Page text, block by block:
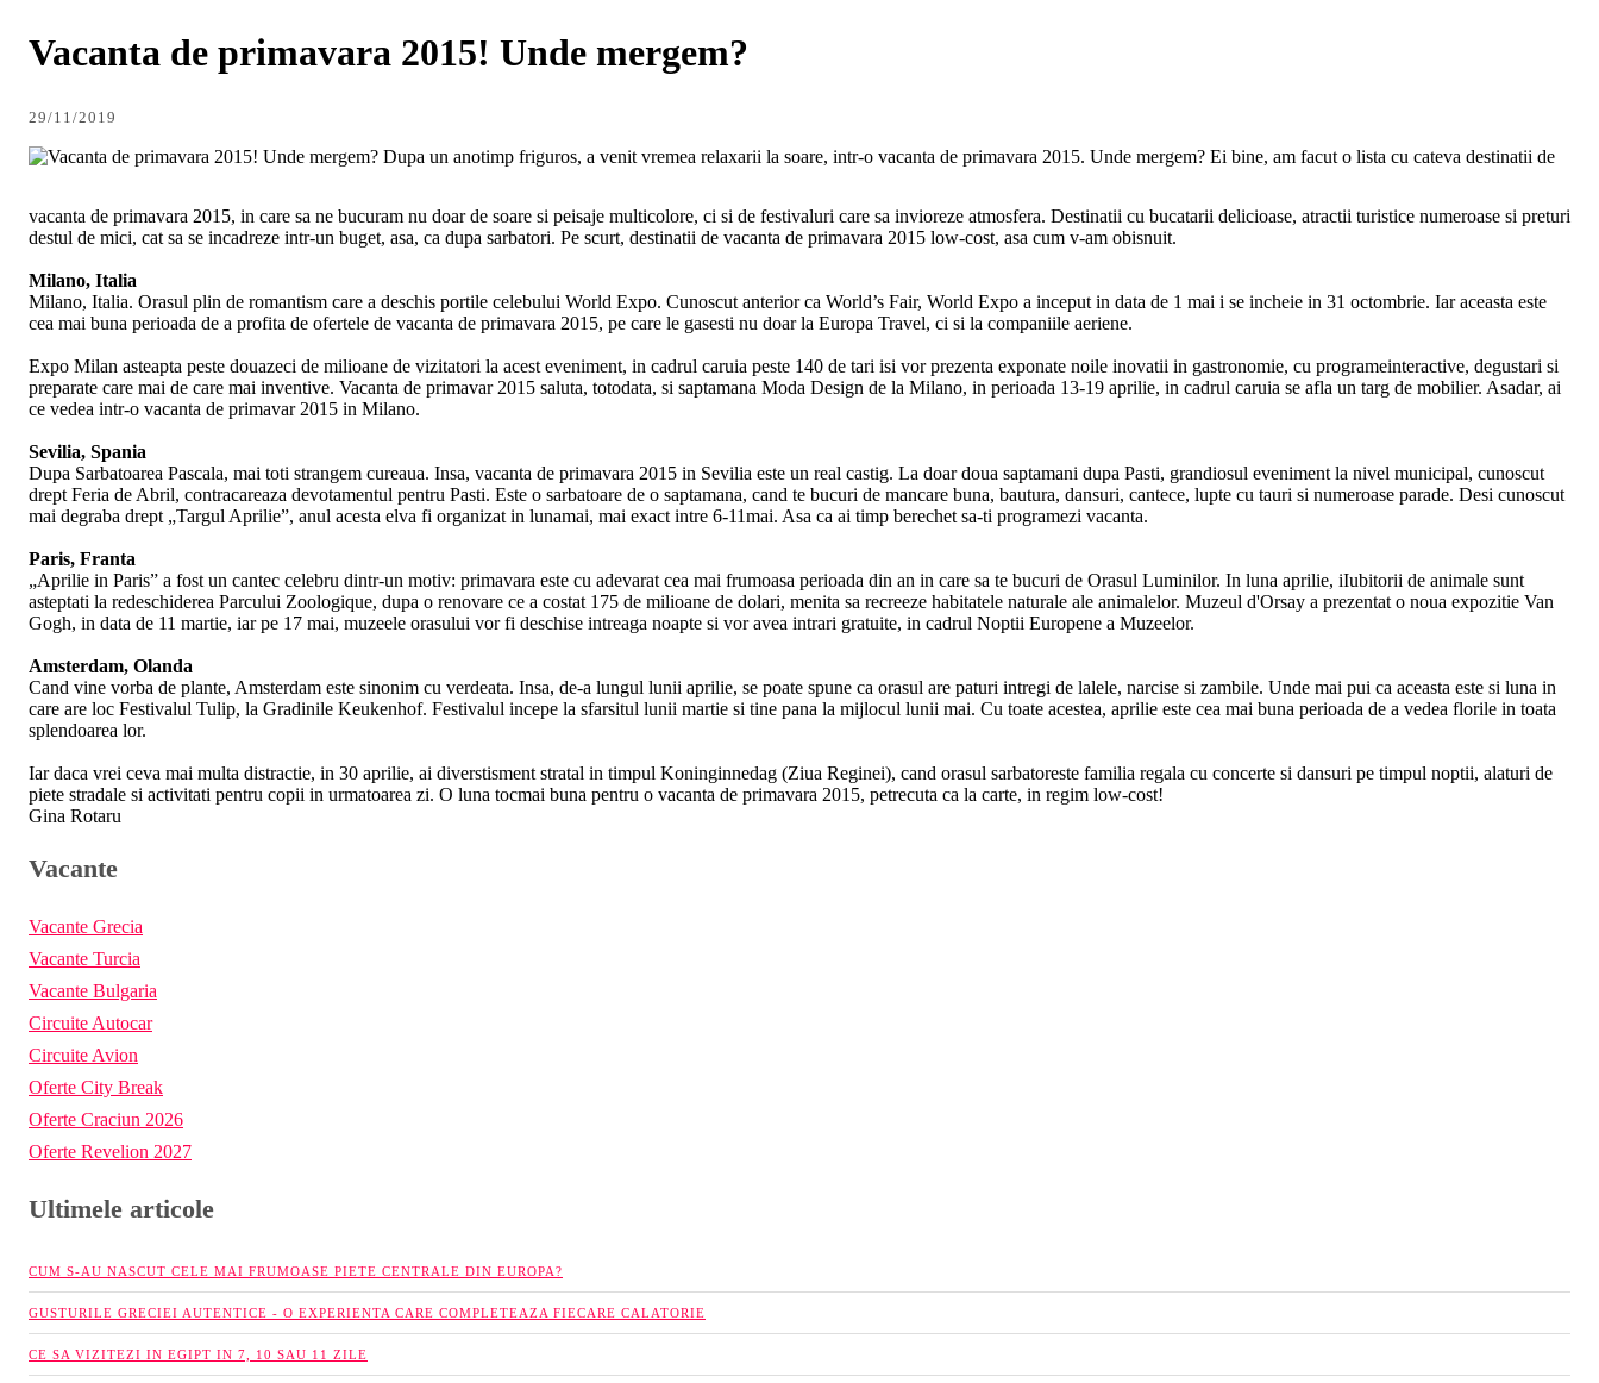
Vacanta de primavara 2015! Unde mergem?
29/11/2019
Dupa un anotimp friguros, a venit vremea relaxarii la soare, intr-o vacanta de primavara 2015. Unde mergem? Ei bine, am facut o lista cu cateva destinatii de
vacanta de primavara 2015, in care sa ne bucuram nu doar de soare si peisaje multicolore, ci si de festivaluri care sa invioreze atmosfera. Destinatii cu bucatarii delicioase, atractii turistice numeroase si preturi
destul de mici, cat sa se incadreze intr-un buget, asa, ca dupa sarbatori. Pe scurt, destinatii de vacanta de primavara 2015 low-cost, asa cum v-am obisnuit.
Milano, Italia
Milano, Italia. Orasul plin de romantism care a deschis portile celebului World Expo. Cunoscut anterior ca World’s Fair, World Expo a inceput in data de 1 mai i se incheie in 31 octombrie. Iar aceasta este
cea mai buna perioada de a profita de ofertele de vacanta de primavara 2015, pe care le gasesti nu doar la Europa Travel, ci si la companiile aeriene.
Expo Milan asteapta peste douazeci de milioane de vizitatori la acest eveniment, in cadrul caruia peste 140 de tari isi vor prezenta exponate noile inovatii in gastronomie, cu programeinteractive, degustari si
preparate care mai de care mai inventive. Vacanta de primavar 2015 saluta, totodata, si saptamana Moda Design de la Milano, in perioada 13-19 aprilie, in cadrul caruia se afla un targ de mobilier. Asadar, ai
ce vedea intr-o vacanta de primavar 2015 in Milano.
Sevilia, Spania
Dupa Sarbatoarea Pascala, mai toti strangem cureaua. Insa, vacanta de primavara 2015 in Sevilia este un real castig. La doar doua saptamani dupa Pasti, grandiosul eveniment la nivel municipal, cunoscut
drept Feria de Abril, contracareaza devotamentul pentru Pasti. Este o sarbatoare de o saptamana, cand te bucuri de mancare buna, bautura, dansuri, cantece, lupte cu tauri si numeroase parade. Desi cunoscut
mai degraba drept „Targul Aprilie”, anul acesta elva fi organizat in lunamai, mai exact intre 6-11mai. Asa ca ai timp berechet sa-ti programezi vacanta.
Paris, Franta
„Aprilie in Paris” a fost un cantec celebru dintr-un motiv: primavara este cu adevarat cea mai frumoasa perioada din an in care sa te bucuri de Orasul Luminilor. In luna aprilie, iIubitorii de animale sunt
asteptati la redeschiderea Parcului Zoologique, dupa o renovare ce a costat 175 de milioane de dolari, menita sa recreeze habitatele naturale ale animalelor. Muzeul d'Orsay a prezentat o noua expozitie Van
Gogh, in data de 11 martie, iar pe 17 mai, muzeele orasului vor fi deschise intreaga noapte si vor avea intrari gratuite, in cadrul Noptii Europene a Muzeelor.
Amsterdam, Olanda
Cand vine vorba de plante, Amsterdam este sinonim cu verdeata. Insa, de-a lungul lunii aprilie, se poate spune ca orasul are paturi intregi de lalele, narcise si zambile. Unde mai pui ca aceasta este si luna in
care are loc Festivalul Tulip, la Gradinile Keukenhof. Festivalul incepe la sfarsitul lunii martie si tine pana la mijlocul lunii mai. Cu toate acestea, aprilie este cea mai buna perioada de a vedea florile in toata
splendoarea lor.
Iar daca vrei ceva mai multa distractie, in 30 aprilie, ai diverstisment stratal in timpul Koninginnedag (Ziua Reginei), cand orasul sarbatoreste familia regala cu concerte si dansuri pe timpul noptii, alaturi de
piete stradale si activitati pentru copii in urmatoarea zi. O luna tocmai buna pentru o vacanta de primavara 2015, petrecuta ca la carte, in regim low-cost!
Gina Rotaru
Vacante
Vacante Grecia
Vacante Turcia
Vacante Bulgaria
Circuite Autocar
Circuite Avion
Oferte City Break
Oferte Craciun 2026
Oferte Revelion 2027
Ultimele articole
CUM S-AU NASCUT CELE MAI FRUMOASE PIETE CENTRALE DIN EUROPA?
GUSTURILE GRECIEI AUTENTICE - O EXPERIENTA CARE COMPLETEAZA FIECARE CALATORIE
CE SA VIZITEZI IN EGIPT IN 7, 10 SAU 11 ZILE